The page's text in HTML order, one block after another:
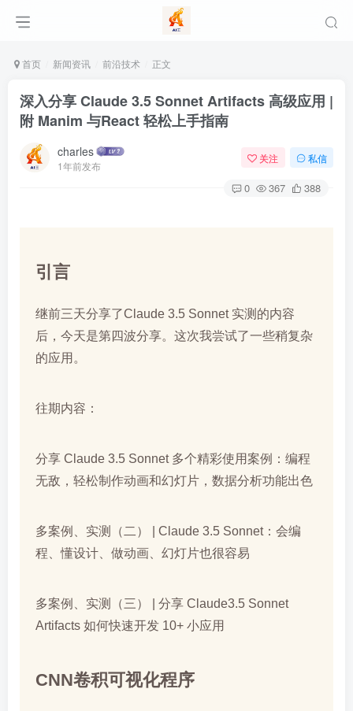
首页 新闻资讯 前沿技术 正文
深入分享 Claude 3.5 Sonnet Artifacts 高级应用 |
附 Manim 与React 轻松上手指南
charles
1年前发布
关注 私信
0 367 388
引言
继前三天分享了Claude 3.5 Sonnet 实测的内容
后，今天是第四波分享。这次我尝试了一些稍复杂
的应用。
往期内容：
分享 Claude 3.5 Sonnet 多个精彩使用案例：编程
无敌，轻松制作动画和幻灯片，数据分析功能出色
多案例、实测（二） | Claude 3.5 Sonnet：会编
程、懂设计、做动画、幻灯片也很容易
多案例、实测（三） | 分享 Claude3.5 Sonnet
Artifacts 如何快速开发 10+ 小应用
CNN卷积可视化程序